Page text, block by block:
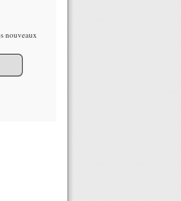
nouveaux